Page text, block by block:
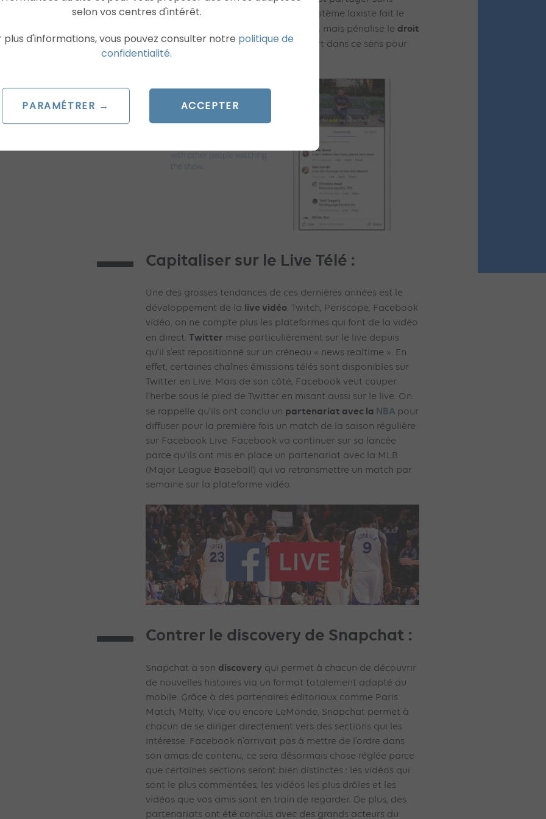
problème une vidéo sur sa page. Ce système laxiste fait le
succès des nombreuses pages « buzz », mais pénalise le droit
d’auteur. Facebook devra faire un effort dans ce sens pour
faire pérenniser sa plateforme vidéo.
Capitaliser sur le Live Télé :
Une des grosses tendances de ces dernières années est le
développement de la live vidéo. Twitch, Periscope, Facebook
vidéo, on ne compte plus les plateformes qui font de la vidéo
en direct. Twitter mise particulièrement sur le live depuis
qu’il s’est repositionné sur un créneau « news realtime ». En
effet, certaines chaînes émissions télés sont disponibles sur
Twitter en Live. Mais de son côté, Facebook veut couper
l’herbe sous le pied de Twitter en misant aussi sur le live. On
se rappelle qu’ils ont conclu un partenariat avec la NBA pour
diffuser pour la première fois un match de la saison régulière
sur Facebook Live. Facebook va continuer sur sa lancée
parce qu’ils ont mis en place un partenariat avec la MLB
(Major League Baseball) qui va retransmettre un match par
semaine sur la plateforme vidéo.
Contrer le discovery de Snapchat :
Snapchat a son discovery qui permet à chacun de découvrir
de nouvelles histoires via un format totalement adapté au
mobile. Grâce à des partenaires éditoriaux comme Paris
Match, Melty, Vice ou encore LeMonde, Snapchat permet à
chacun de se diriger directement vers des sections qui les
intéresse. Facebook n’arrivait pas à mettre de l’ordre dans
son amas de contenu, ce sera désormais chose réglée parce
que certaines sections seront bien distinctes : les vidéos qui
sont le plus commentées, les vidéos les plus drôles et les
vidéos que vos amis sont en train de regarder. De plus, des
partenariats ont été conclus avec des grands acteurs du
selon vos centres d'intérêt.
plus d'informations, vous pouvez consulter notre politique de
confidentialité.
PARAMÉTRER → ACCEPTER